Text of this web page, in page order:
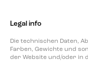
Legal info
Die technischen Daten,
Farben, Gewichte und
der Website und/oder in